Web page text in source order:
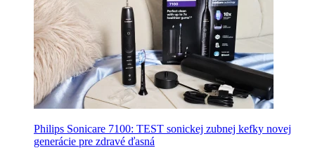
Philips Sonicare 7100: TEST sonickej zubnej kefky novej
generácie pre zdravé ďasná